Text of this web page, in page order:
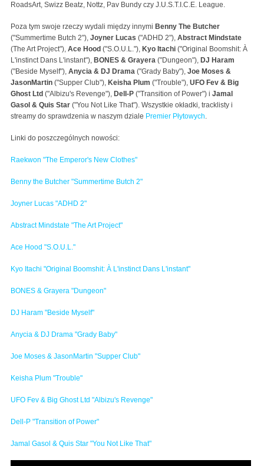
RoadsArt, Swizz Beatz, Nottz, Pav Bundy czy J.U.S.T.I.C.E. League.
Poza tym swoje rzeczy wydali między innymi Benny The Butcher
("Summertime Butch 2"), Joyner Lucas ("ADHD 2"), Abstract Mindstate
(The Art Project"), Ace Hood ("S.O.U.L."), Kyo Itachi ("Original Boomshit: À
L'instinct Dans L'instant"), BONES & Grayera ("Dungeon"), DJ Haram
("Beside Myself"), Anycia & DJ Drama ("Grady Baby"), Joe Moses &
JasonMartin ("Supper Club"), Keisha Plum ("Trouble"), UFO Fev & Big
Ghost Ltd ("Albizu's Revenge"), Dell-P ("Transition of Power") i Jamal
Gasol & Quis Star ("You Not Like That"). Wszystkie okładki, tracklisty i
streamy do sprawdzenia w naszym dziale Premier Płytowych.
Linki do poszczególnych nowości:
Raekwon "The Emperor's New Clothes"
Benny the Butcher "Summertime Butch 2"
Joyner Lucas "ADHD 2"
Abstract Mindstate "The Art Project"
Ace Hood "S.O.U.L."
Kyo Itachi "Original Boomshit: À L'instinct Dans L'instant"
BONES & Grayera "Dungeon"
DJ Haram "Beside Myself"
Anycia & DJ Drama "Grady Baby"
Joe Moses & JasonMartin "Supper Club"
Keisha Plum "Trouble"
UFO Fev & Big Ghost Ltd "Albizu's Revenge"
Dell-P "Transition of Power"
Jamal Gasol & Quis Star "You Not Like That"